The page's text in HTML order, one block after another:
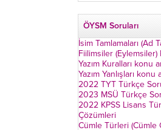
ÖYSM Soruları
İsim Tamlamaları (Ad
Fiilimsiler (Eylemsiler)
Yazım Kuralları konu
Yazım Yanlışları
2022 TYT Türkçe
2023 MSÜ Türkçe
2022 KPSS Lisans
Çözümleri
Cümle Türleri (Cümle